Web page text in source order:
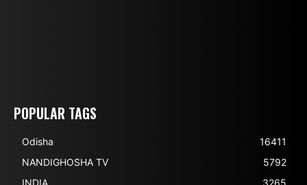
POPULAR TAGS
Odisha
16411
NANDIGHOSHA TV
5792
INDIA
3265